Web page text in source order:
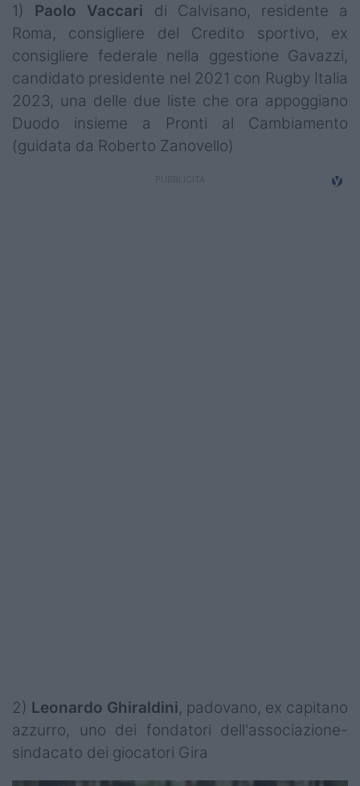
1) Paolo Vaccari di Calvisano, residente a
Roma, consigliere del Credito sportivo, ex
consigliere federale nella ggestione Gavazzi,
candidato presidente nel 2021 con Rugby Italia
2023, una delle due liste che ora appoggiano
Duodo insieme a Pronti al Cambiamento
(guidata da Roberto Zanovello)
2) Leonardo Ghiraldini, padovano, ex capitano
azzurro, uno dei fondatori dell'associazione-
sindacato dei giocatori Gira